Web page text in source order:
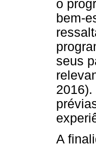
o
bem-
seus
A